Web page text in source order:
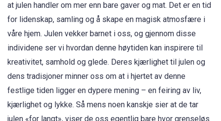
at julen handler om mer enn bare gaver og mat. Det er en tid
for lidenskap, samling og å skape en magisk atmosfære i
våre hjem. Julen vekker barnet i oss, og gjennom disse
individene ser vi hvordan denne høytiden kan inspirere til
kreativitet, samhold og glede. Deres kjærlighet til julen og
dens tradisjoner minner oss om at i hjertet av denne
festlige tiden ligger en dypere mening – en feiring av liv,
kjærlighet og lykke. Så mens noen kanskje sier at de tar
julen «for langt», viser de oss egentlig bare hvor grenseløs